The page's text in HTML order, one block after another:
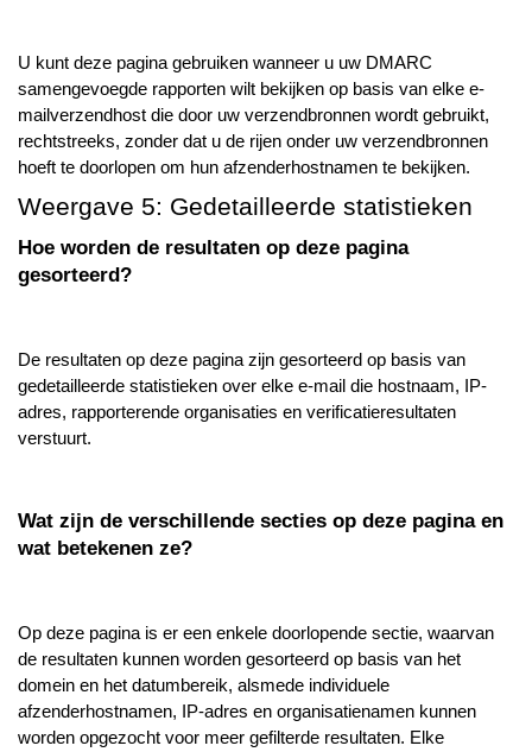
U kunt deze pagina gebruiken wanneer u uw DMARC
samengevoegde rapporten wilt bekijken op basis van elke e-
mailverzendhost die door uw verzendbronnen wordt gebruikt,
rechtstreeks, zonder dat u de rijen onder uw verzendbronnen
hoeft te doorlopen om hun afzenderhostnamen te bekijken.
Weergave 5: Gedetailleerde statistieken
Hoe worden de resultaten op deze pagina
gesorteerd?
De resultaten op deze pagina zijn gesorteerd op basis van
gedetailleerde statistieken over elke e-mail die hostnaam, IP-
adres, rapporterende organisaties en verificatieresultaten
verstuurt.
Wat zijn de verschillende secties op deze pagina en
wat betekenen ze?
Op deze pagina is er een enkele doorlopende sectie, waarvan
de resultaten kunnen worden gesorteerd op basis van het
domein en het datumbereik, alsmede individuele
afzenderhostnamen, IP-adres en organisatienamen kunnen
worden opgezocht voor meer gefilterde resultaten. Elke